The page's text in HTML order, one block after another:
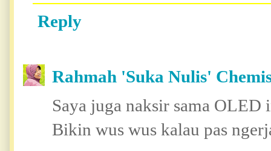
Reply
Rahmah 'Suka Nulis'
Saya juga naksir sama OLED
Bikin wus wus kalau pas